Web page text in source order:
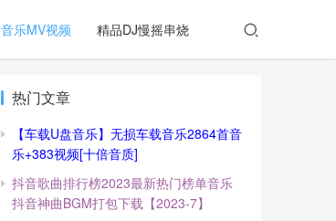
音乐MV视频 精品DJ慢摇串烧
热门文章
【车载U盘音乐】无损车载音乐2864首音
乐+383视频[十倍音质]
抖音歌曲排行榜2023最新热门榜单音乐
抖音神曲BGM打包下载【2023-7】